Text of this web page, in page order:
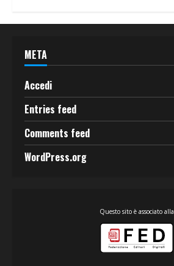
META
Accedi
Entries feed
Comments feed
WordPress.org
Questo sito è associato alla